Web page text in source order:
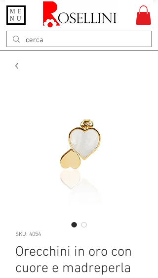
Gioielleria Rosellini
Rosellini online
ME
NU
SKU: 4054
Orecchini in oro con
cuore e madreperla